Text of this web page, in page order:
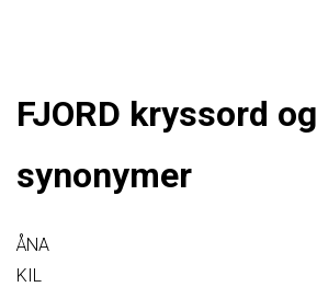
FJORD kryssord og
synonymer
ÅNA
KIL